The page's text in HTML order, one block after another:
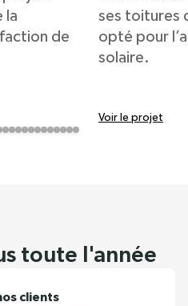
la
de
ses toitures
opté pour
solaire.
Voir le projet
toute l'année
clients